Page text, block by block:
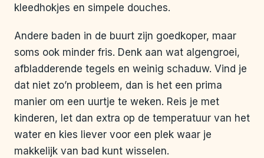
kleedhokjes en simpele douches.
Andere baden in de buurt zijn goedkoper, maar
soms ook minder fris. Denk aan wat algengroei,
afbladderende tegels en weinig schaduw. Vind je
dat niet zo’n probleem, dan is het een prima
manier om een uurtje te weken. Reis je met
kinderen, let dan extra op de temperatuur van het
water en kies liever voor een plek waar je
makkelijk van bad kunt wisselen.